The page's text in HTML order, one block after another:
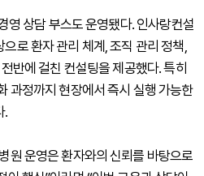
영 상담 부스도 운영됐다. 인사랑컨설
로 환자 관리 체계, 조직 관리 정책,
반에 걸친 컨설팅을 제공했다. 특히
과정까지 현장에서 즉시 실행 가능한
.
원 운영은 환자와의 신뢰를 바탕으로